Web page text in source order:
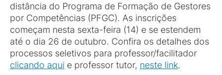
distância do Programa de Formação de Gestores
por Competências (PFGC). As inscrições
começam nesta sexta-feira (14) e se estendem
até o dia 26 de outubro. Confira os detalhes dos
processos seletivos para professor/facilitador
clicando aqui e professor tutor, neste link.